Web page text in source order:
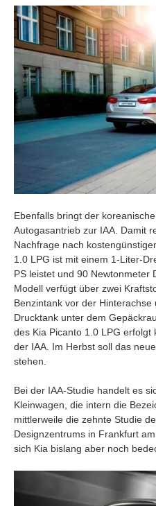
Ebenfalls bringt der
Autogasantrieb zur IAA. Damit
Nachfrage nach
1.0 LPG ist mit einem 1-Liter-
PS leistet und 90 Newtonmeter
Modell verfügt über zwei
Benzintank vor der
Drucktank unter dem
des Kia Picanto 1.0 LPG
der IAA. Im Herbst soll das
stehen.
Bei der IAA-Studie handelt es
Kleinwagen, die intern die
mittlerweile die zehnte Studie
Designzentrums in Frankfurt
sich Kia bislang aber noch